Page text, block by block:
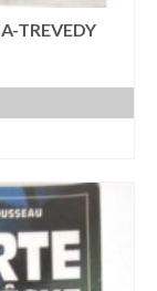
TREVEDY